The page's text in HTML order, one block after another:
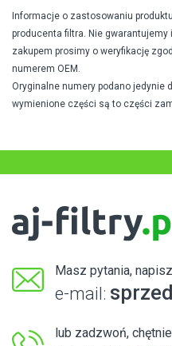
Informacje o zastosowaniu
producenta filtra. Nie gwarantujemy
zakupem prosimy o weryfikację
numerem OEM.
Oryginalne numery podano jedynie
wymienione części są to części
Masz pytania,
e-mail:
lub zadzwoń,